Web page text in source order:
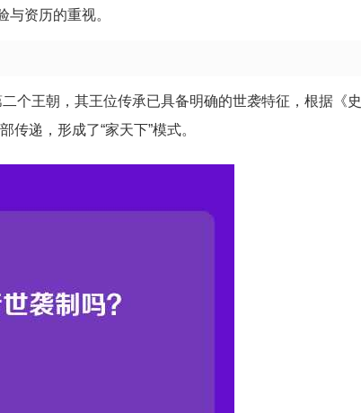
资历的重视。
个王朝，其王位传承已具备明确的世袭特征，根据《史
传递，形成了“家天下”模式。